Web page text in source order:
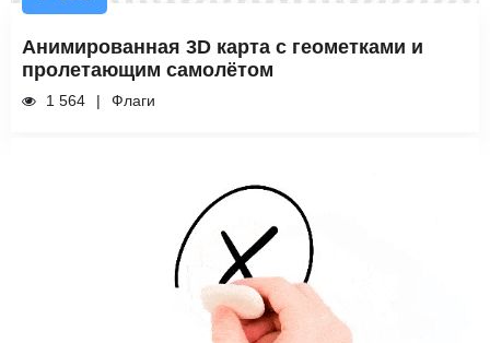
Анимированная 3D карта с геометками и
пролетающим самолётом
1 564 Флаги